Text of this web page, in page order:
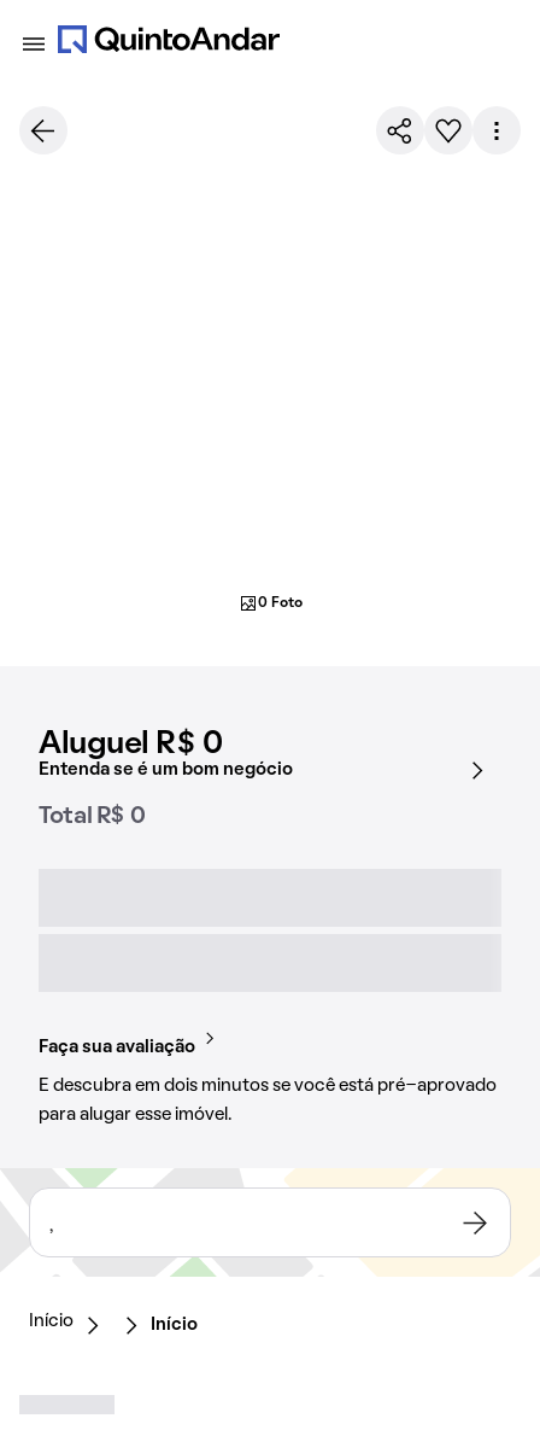
Aluguel R$ 0
Entenda se é um bom negócio
Total R$ 0
Faça sua avaliação
E descubra em dois minutos se você está pré-aprovado
para alugar esse imóvel.
0 Foto
,
Início Início